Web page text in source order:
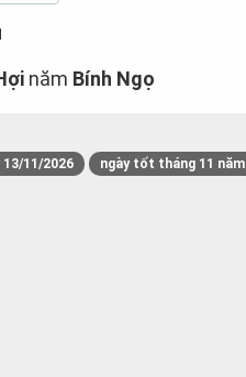
năm Bính Ngọ
13/11/2026 ngày tốt tháng 11